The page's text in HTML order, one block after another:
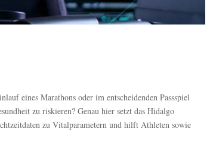
eines Marathons oder im entscheidenden Passspiel
zu riskieren? Genau hier setzt das Hidalgo
zu Vitalparametern und hilft Athleten sowie